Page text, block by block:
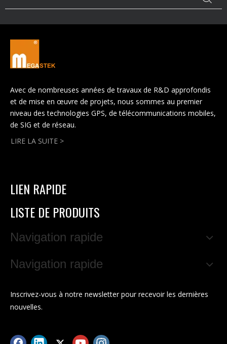
Avec de nombreuses années de travaux de R&D approfondis
et de mise en œuvre de projets, nous sommes au premier
niveau des technologies GPS, de télécommunications mobiles,
de SIG et de réseau.
LIRE LA SUITE >
LIEN RAPIDE
LISTE DE PRODUITS
Navigation rapide
Navigation rapide
Inscrivez-vous à notre newsletter pour recevoir les dernières
nouvelles.